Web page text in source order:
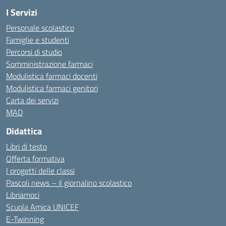
I Servizi
Personale scolastico
Famiglie e studenti
Percorsi di studio
Somministrazione farmaci
Modulistica farmaci docenti
Modulistica farmaci genitori
Carta dei servizi
MAD
Didattica
Libri di testo
Offerta formativa
I progetti delle classi
Pascoli news – il giornalino scolastico
Libriamoci
Scuola Amica UNICEF
E-Twinning